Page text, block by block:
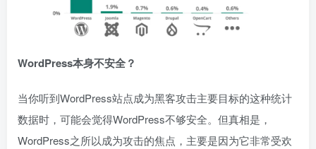
WordPress本身不安全？
当你听到WordPress站点成为黑客攻击主要目标的这种统计
数据时，可能会觉得WordPress不够安全。但真相是，
WordPress之所以成为攻击的焦点，主要是因为它非常受欢